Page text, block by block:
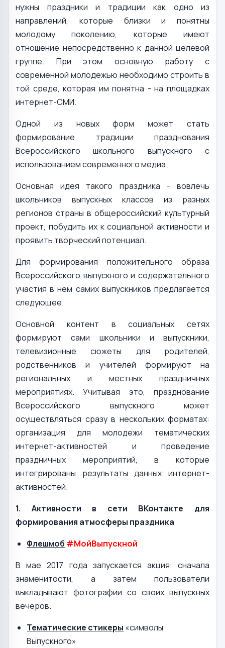
нужны праздники и традиции как одно из
направлений, которые близки и понятны
молодому поколению, которые имеют
отношение непосредственно к данной целевой
группе. При этом основную работу с
современной молодежью необходимо строить в
той среде, которая им понятна - на площадках
интернет-СМИ.
Одной из новых форм может стать
формирование традиции празднования
Всероссийского школьного выпускного с
использованием современного медиа.
Основная идея такого праздника - вовлечь
школьников выпускных классов из разных
регионов страны в общероссийский культурный
проект, побудить их к социальной активности и
проявить творческий потенциал.
Для формирования положительного образа
Всероссийского выпускного и содержательного
участия в нем самих выпускников предлагается
следующее.
Основной контент в социальных сетях
формируют сами школьники и выпускники,
телевизионные сюжеты для родителей,
родственников и учителей формируют на
региональных и местных праздничных
мероприятиях. Учитывая это, празднование
Всероссийского выпускного может
осуществляться сразу в нескольких форматах:
организация для молодежи тематических
интернет-активностей и проведение
праздничных мероприятий, в которые
интегрированы результаты данных интернет-
активностей.
1. Активности в сети ВКонтакте для
формирования атмосферы праздника
Флешмоб #МойВыпускной
В мае 2017 года запускается акция: сначала
знаменитости, а затем пользователи
выкладывают фотографии со своих выпускных
вечеров.
Тематические стикеры «символы
Выпускного»